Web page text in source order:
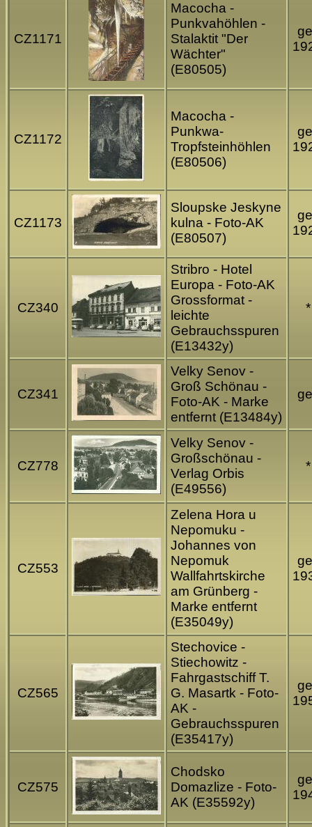
CZ1171
Macocha -
Punkvahöhlen -
Stalaktit "Der
Wächter"
(E80505)
CZ1172
Macocha -
Punkwa-
Tropfsteinhöhlen
(E80506)
CZ1173
Sloupske Jeskyne
kulna - Foto-AK
(E80507)
CZ340
Stribro - Hotel
Europa - Foto-AK
Grossformat -
leichte
Gebrauchsspuren
(E13432y)
*
CZ341
Velky Senov -
Groß Schönau -
Foto-AK - Marke
entfernt (E13484y)
CZ778
Velky Senov -
Großschönau -
Verlag Orbis
(E49556)
*
CZ553
Zelena Hora u
Nepomuku -
Johannes von
Nepomuk
Wallfahrtskirche
am Grünberg -
Marke entfernt
(E35049y)
CZ565
Stechovice -
Stiechowitz -
Fahrgastschiff T.
G. Masartk - Foto-
AK -
Gebrauchsspuren
(E35417y)
CZ575
Chodsko
Domazlize - Foto-
AK (E35592y)